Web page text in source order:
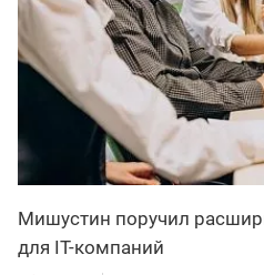
Мишустин поручил
для IT-компаний